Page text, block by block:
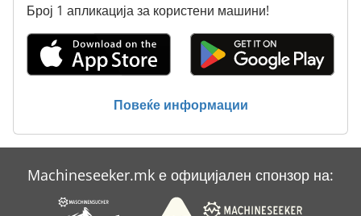
Печат
Печат Печат
Препълнявам Печат
Свиткување Притиснете
Број 1 апликација за користени машини!
Повеќе информации
Machineseeker.mk е официјален спонзор на: